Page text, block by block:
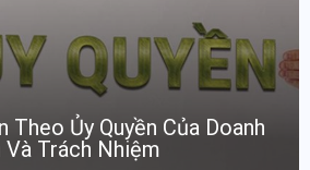
Theo Ủy Quyền Của Doanh
Và Trách Nhiệm